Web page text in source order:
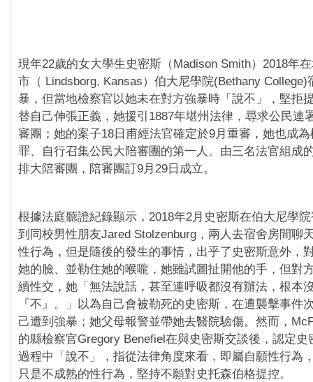
現年22歲的女大學生史密斯（Madison Smith）2018年
市（ Lindsborg, Kansas）伯大尼學院(Bethany College)
暴，但當地檢察官以她未在對方強暴時「說不」，堅拒
替自己伸張正義，她援引1887年堪州法律，尋求公民連
審團；她的案子18日甫經法官確定於9月重審，她也成
罪、自行召集公民大陪審團的第一人。由三名法官組成
排大陪審團，陪審團訂9月29日成立。
根據法庭聽證紀錄顯示，2018年2月史密斯在伯大尼學
到同校男性朋友Jared Stolzenburg，兩人去宿舍房間聊
性行為，但是隨後的發生的事情，出乎了史密斯意外，
她的臉、並勒住她的喉嚨，她雖試圖扯開他的手，但對
續性交，她「無法說話，甚至連呼吸都沒有辦法，根本
『不』。」以為自己會被勒死的史密斯，在遭襲擊事件
己遭到強暴；她父母報警並帶她去醫院驗傷。然而，
的縣檢察官Gregory Benefiel在與史密斯交談後，認定史
過程中「說不」，指從法律角度來看，即屬自願性行為
只是不成熟的性行為，堅持不願對史托森伯格提控。